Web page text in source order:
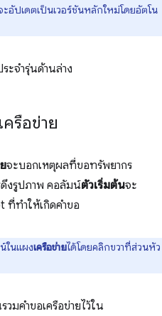
อัปเดตเป็นเวอร์ชันหลักใหม่โดยอัตโน
ะจำรุ่นด้านล่าง
รือข่าย
จะบอกเหตุผลที่ขอทรัพยากร
งรูปภาพ คอลัมน์ตัวเริ่มต้นจะ
ที่ทำให้เกิดคำขอ
ในแผงเครือข่ายได้โดยคลิกขวาที่ส่วนหัว
มคำขอเครือข่ายไว้ใน